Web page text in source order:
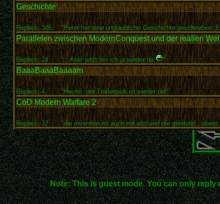
Geschichte
Replies: 346 "Peter hat eine unglaubliche Geschichte geschrieben:
Parallelen zwischen ModernConquest und der reallen
Replies: 24 "...Aber jetzt bin ich ja wieder da "
BaaaBaaaBaaaam
Replies: 4 "Heyho, der Trailerpark ist wieder da!"
CoD Modern Warfare 2
Replies: 37 "die invention ist auch mit abstand die
Note: This is guest mode. You can only